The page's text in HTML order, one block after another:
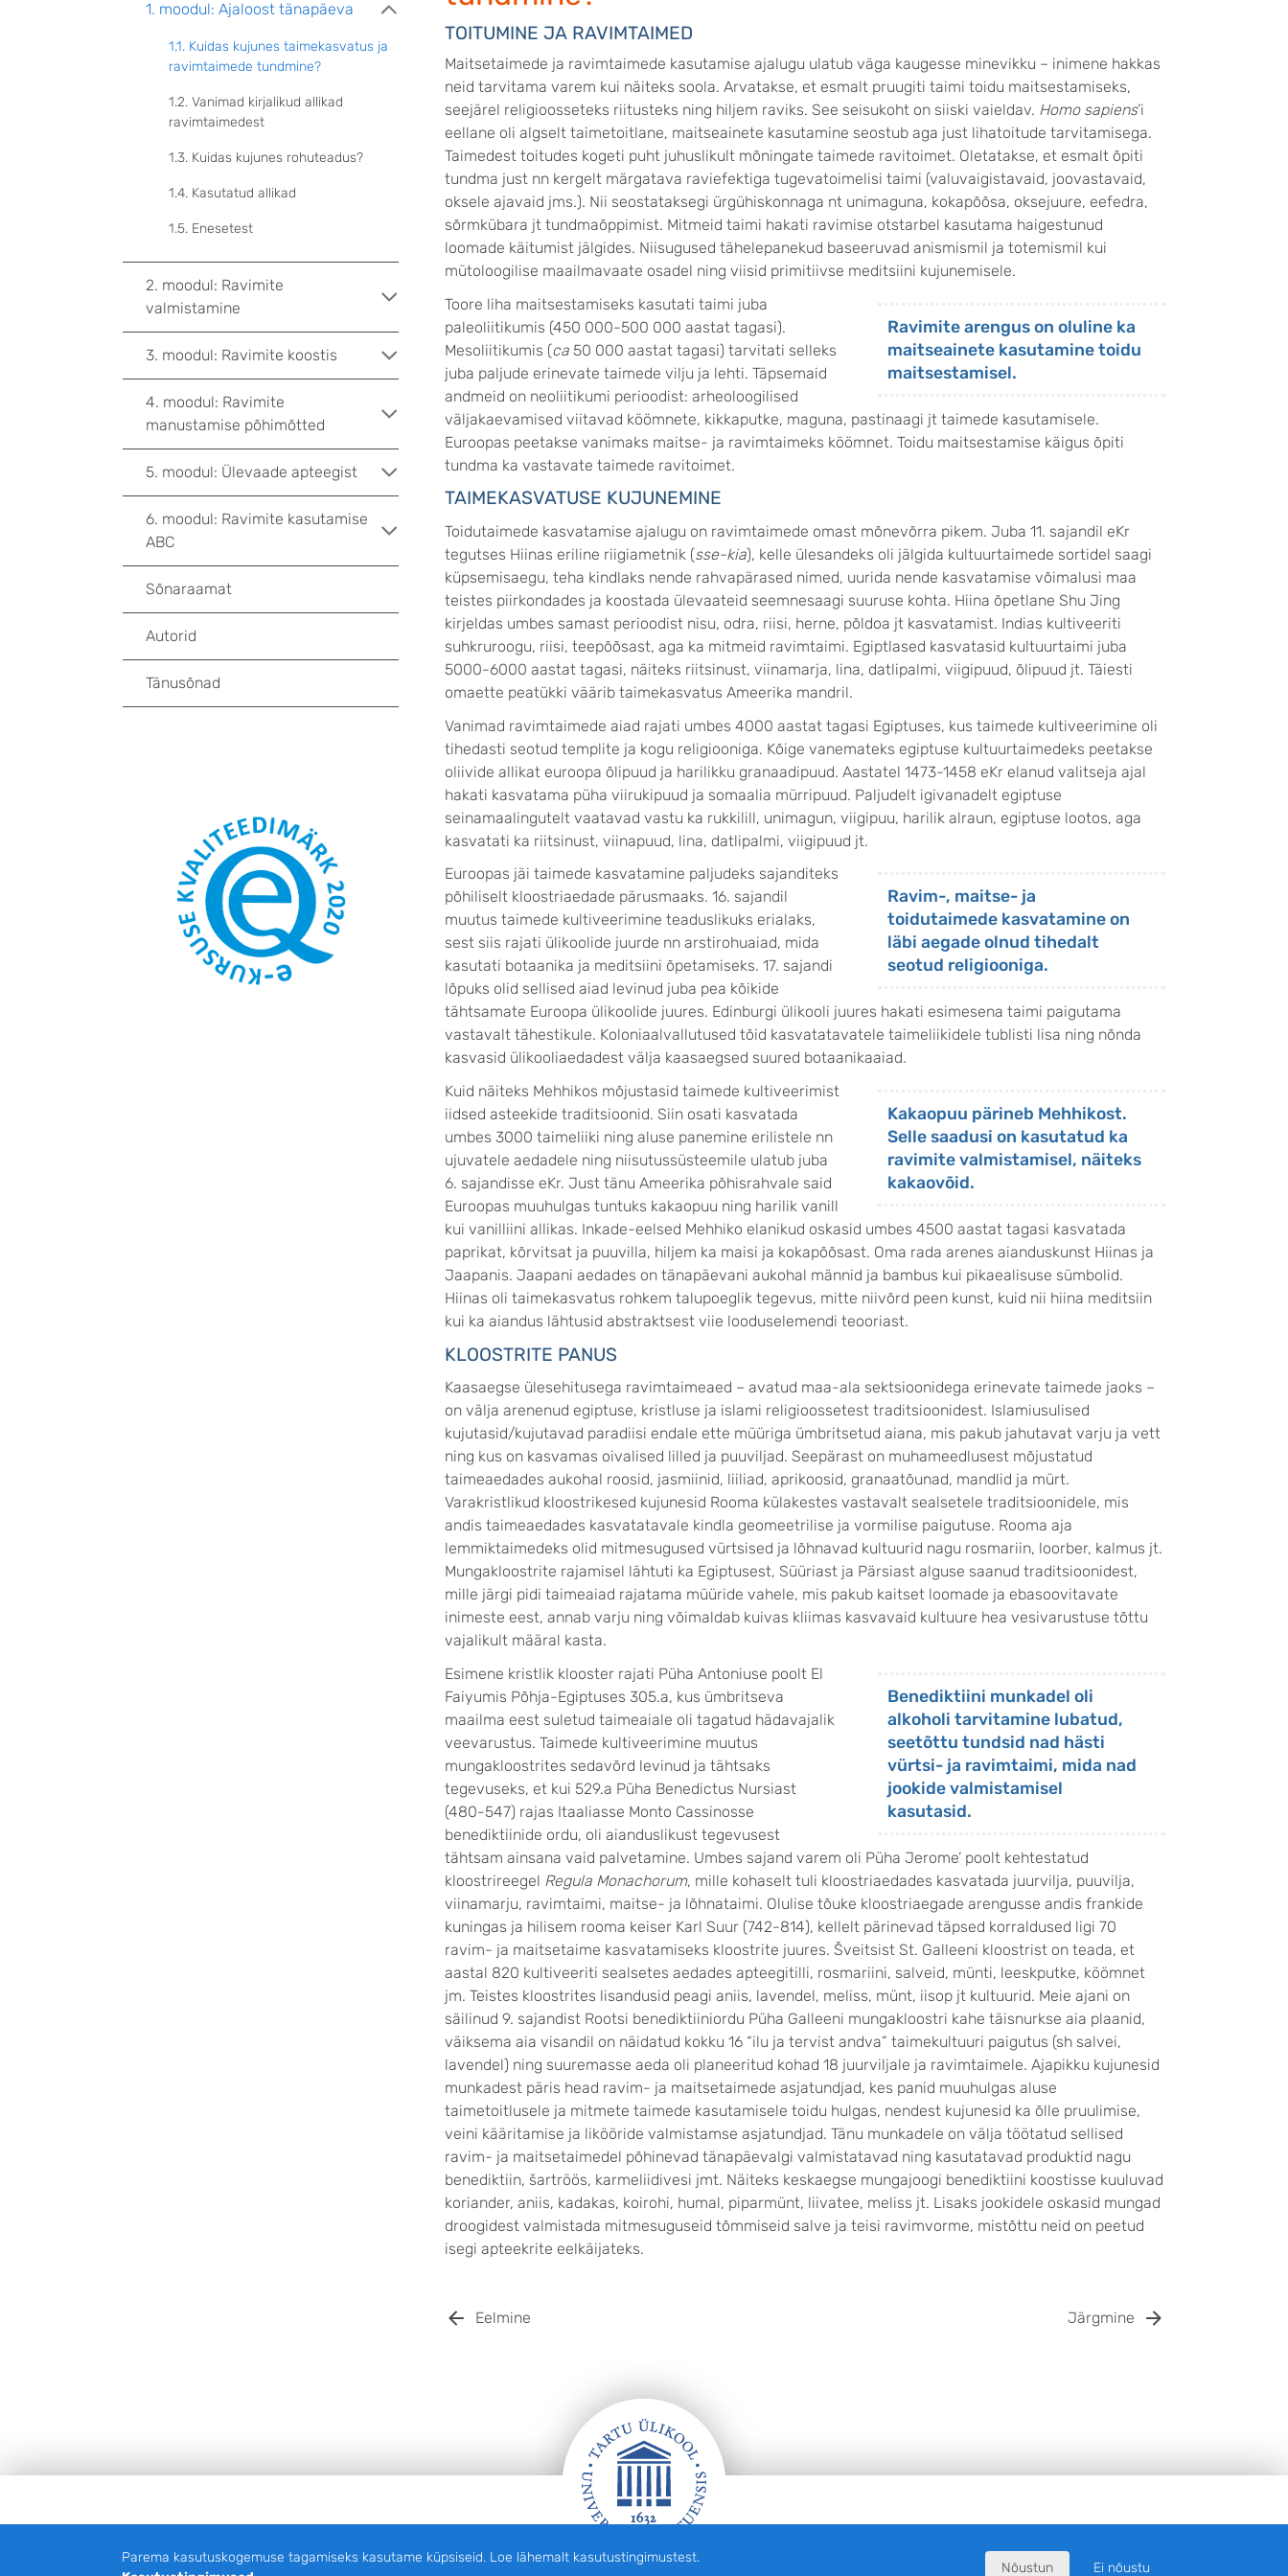
TOITUMINE JA RAVIMTAIMED
Maitsetaimede ja ravimtaimede kasutamise ajalugu ulatub väga kaugesse minevikku – inimene hakkas
neid tarvitama varem kui näiteks soola. Arvatakse, et esmalt pruugiti taimi toidu maitsestamiseks,
seejärel religioosseteks riitusteks ning hiljem raviks. See seisukoht on siiski vaieldav. Homo sapiens’i
eellane oli algselt taimetoitlane, maitseainete kasutamine seostub aga just lihatoitude tarvitamisega.
Taimedest toitudes kogeti puht juhuslikult mõningate taimede ravitoimet. Oletatakse, et esmalt õpiti
tundma just nn kergelt märgatava raviefektiga tugevatoimelisi taimi (valuvaigistavaid, joovastavaid,
oksele ajavaid jms.). Nii seostataksegi ürgühiskonnaga nt unimaguna, kokapõõsa, oksejuure, eefedra,
sõrmkübara jt tundmaõppimist. Mitmeid taimi hakati ravimise otstarbel kasutama haigestunud
loomade käitumist jälgides. Niisugused tähelepanekud baseeruvad anismismil ja totemismil kui
mütoloogilise maailmavaate osadel ning viisid primitiivse meditsiini kujunemisele.
Ravimite arengus on oluline ka
maitseainete kasutamine toidu
maitsestamisel.
Toore liha maitsestamiseks kasutati taimi juba
paleoliitikumis (450 000-500 000 aastat tagasi).
Mesoliitikumis (ca 50 000 aastat tagasi) tarvitati selleks
juba paljude erinevate taimede vilju ja lehti. Täpsemaid
andmeid on neoliitikumi perioodist: arheoloogilised
väljakaevamised viitavad köömnete, kikkaputke, maguna, pastinaagi jt taimede kasutamisele.
Euroopas peetakse vanimaks maitse- ja ravimtaimeks köömnet. Toidu maitsestamise käigus õpiti
tundma ka vastavate taimede ravitoimet.
TAIMEKASVATUSE KUJUNEMINE
Toidutaimede kasvatamise ajalugu on ravimtaimede omast mõnevõrra pikem. Juba 11. sajandil eKr
tegutses Hiinas eriline riigiametnik (sse-kia), kelle ülesandeks oli jälgida kultuurtaimede sortidel saagi
küpsemisaegu, teha kindlaks nende rahvapärased nimed, uurida nende kasvatamise võimalusi maa
teistes piirkondades ja koostada ülevaateid seemnesaagi suuruse kohta. Hiina õpetlane Shu Jing
kirjeldas umbes samast perioodist nisu, odra, riisi, herne, põldoa jt kasvatamist. Indias kultiveeriti
suhkruroogu, riisi, teepõõsast, aga ka mitmeid ravimtaimi. Egiptlased kasvatasid kultuurtaimi juba
5000-6000 aastat tagasi, näiteks riitsinust, viinamarja, lina, datlipalmi, viigipuud, õlipuud jt. Täiesti
omaette peatükki väärib taimekasvatus Ameerika mandril.
Vanimad ravimtaimede aiad rajati umbes 4000 aastat tagasi Egiptuses, kus taimede kultiveerimine oli
tihedasti seotud templite ja kogu religiooniga. Kõige vanemateks egiptuse kultuurtaimedeks peetakse
oliivide allikat euroopa õlipuud ja harilikku granaadipuud. Aastatel 1473-1458 eKr elanud valitseja ajal
hakati kasvatama püha viirukipuud ja somaalia mürripuud. Paljudelt igivanadelt egiptuse
seinamaalingutelt vaatavad vastu ka rukkilill, unimagun, viigipuu, harilik alraun, egiptuse lootos, aga
kasvatati ka riitsinust, viinapuud, lina, datlipalmi, viigipuud jt.
Ravim-, maitse- ja
toidutaimede kasvatamine on
läbi aegade olnud tihedalt
seotud religiooniga.
Euroopas jäi taimede kasvatamine paljudeks sajanditeks
põhiliselt kloostriaedade pärusmaaks. 16. sajandil
muutus taimede kultiveerimine teaduslikuks erialaks,
sest siis rajati ülikoolide juurde nn arstirohuaiad, mida
kasutati botaanika ja meditsiini õpetamiseks. 17. sajandi
lõpuks olid sellised aiad levinud juba pea kõikide
tähtsamate Euroopa ülikoolide juures. Edinburgi ülikooli juures hakati esimesena taimi paigutama
vastavalt tähestikule. Koloniaalvallutused tõid kasvatatavatele taimeliikidele tublisti lisa ning nõnda
kasvasid ülikooliaedadest välja kaasaegsed suured botaanikaaiad.
Kakaopuu pärineb Mehhikost.
Selle saadusi on kasutatud ka
ravimite valmistamisel, näiteks
kakaovõid.
Kuid näiteks Mehhikos mõjustasid taimede kultiveerimist
iidsed asteekide traditsioonid. Siin osati kasvatada
umbes 3000 taimeliiki ning aluse panemine erilistele nn
ujuvatele aedadele ning niisutussüsteemile ulatub juba
6. sajandisse eKr. Just tänu Ameerika põhisrahvale said
Euroopas muuhulgas tuntuks kakaopuu ning harilik vanill
kui vanilliini allikas. Inkade-eelsed Mehhiko elanikud oskasid umbes 4500 aastat tagasi kasvatada
paprikat, kõrvitsat ja puuvilla, hiljem ka maisi ja kokapõõsast. Oma rada arenes aianduskunst Hiinas ja
Jaapanis. Jaapani aedades on tänapäevani aukohal männid ja bambus kui pikaealisuse sümbolid.
Hiinas oli taimekasvatus rohkem talupoeglik tegevus, mitte niivõrd peen kunst, kuid nii hiina meditsiin
kui ka aiandus lähtusid abstraktsest viie looduselemendi teooriast.
KLOOSTRITE PANUS
Kaasaegse ülesehitusega ravimtaimeaed – avatud maa-ala sektsioonidega erinevate taimede jaoks –
on välja arenenud egiptuse, kristluse ja islami religioossetest traditsioonidest. Islamiusulised
kujutasid/kujutavad paradiisi endale ette müüriga ümbritsetud aiana, mis pakub jahutavat varju ja vett
ning kus on kasvamas oivalised lilled ja puuviljad. Seepärast on muhameedlusest mõjustatud
taimeaedades aukohal roosid, jasmiinid, liiliad, aprikoosid, granaatõunad, mandlid ja mürt.
Varakristlikud kloostrikesed kujunesid Rooma külakestes vastavalt sealsetele traditsioonidele, mis
andis taimeaedades kasvatatavale kindla geomeetrilise ja vormilise paigutuse. Rooma aja
lemmiktaimedeks olid mitmesugused vürtsised ja lõhnavad kultuurid nagu rosmariin, loorber, kalmus jt.
Mungakloostrite rajamisel lähtuti ka Egiptusest, Süüriast ja Pärsiast alguse saanud traditsioonidest,
mille järgi pidi taimeaiad rajatama müüride vahele, mis pakub kaitset loomade ja ebasoovitavate
inimeste eest, annab varju ning võimaldab kuivas kliimas kasvavaid kultuure hea vesivarustuse tõttu
vajalikult määral kasta.
Benediktiini munkadel oli
alkoholi tarvitamine lubatud,
seetõttu tundsid nad hästi
vürtsi- ja ravimtaimi, mida nad
jookide valmistamisel
kasutasid.
Esimene kristlik klooster rajati Püha Antoniuse poolt El
Faiyumis Põhja-Egiptuses 305.a, kus ümbritseva
maailma eest suletud taimeaiale oli tagatud hädavajalik
veevarustus. Taimede kultiveerimine muutus
mungakloostrites sedavõrd levinud ja tähtsaks
tegevuseks, et kui 529.a Püha Benedictus Nursiast
(480-547) rajas Itaaliasse Monto Cassinosse
benediktiinide ordu, oli aianduslikust tegevusest
tähtsam ainsana vaid palvetamine. Umbes sajand varem oli Püha Jerome’ poolt kehtestatud
kloostrireegel Regula Monachorum, mille kohaselt tuli kloostriaedades kasvatada juurvilja, puuvilja,
viinamarju, ravimtaimi, maitse- ja lõhnataimi. Olulise tõuke kloostriaegade arengusse andis frankide
kuningas ja hilisem rooma keiser Karl Suur (742-814), kellelt pärinevad täpsed korraldused ligi 70
ravim- ja maitsetaime kasvatamiseks kloostrite juures. Šveitsist St. Galleeni kloostrist on teada, et
aastal 820 kultiveeriti sealsetes aedades apteegitilli, rosmariini, salveid, münti, leeskputke, köömnet
jm. Teistes kloostrites lisandusid peagi aniis, lavendel, meliss, münt, iisop jt kultuurid. Meie ajani on
säilinud 9. sajandist Rootsi benediktiiniordu Püha Galleeni mungakloostri kahe täisnurkse aia plaanid,
väiksema aia visandil on näidatud kokku 16 “ilu ja tervist andva” taimekultuuri paigutus (sh salvei,
lavendel) ning suuremasse aeda oli planeeritud kohad 18 juurviljale ja ravimtaimele. Ajapikku kujunesid
munkadest päris head ravim- ja maitsetaimede asjatundjad, kes panid muuhulgas aluse
taimetoitlusele ja mitmete taimede kasutamisele toidu hulgas, nendest kujunesid ka õlle pruulimise,
veini kääritamise ja likööride valmistamse asjatundjad. Tänu munkadele on välja töötatud sellised
ravim- ja maitsetaimedel põhinevad tänapäevalgi valmistatavad ning kasutatavad produktid nagu
benediktiin, šartröös, karmeliidivesi jmt. Näiteks keskaegse mungajoogi benediktiini koostisse kuuluvad
koriander, aniis, kadakas, koirohi, humal, piparmünt, liivatee, meliss jt. Lisaks jookidele oskasid mungad
droogidest valmistada mitmesuguseid tõmmiseid salve ja teisi ravimvorme, mistõttu neid on peetud
isegi apteekrite eelkäijateks.
Eelmine Järgmine
1. moodul: Ajaloost tänapäeva
1.1. Kuidas kujunes taimekasvatus ja
ravimtaimede tundmine?
1.2. Vanimad kirjalikud allikad
ravimtaimedest
1.3. Kuidas kujunes rohuteadus?
1.4. Kasutatud allikad
1.5. Enesetest
2. moodul: Ravimite
valmistamine
3. moodul: Ravimite koostis
4. moodul: Ravimite
manustamise põhimõtted
5. moodul: Ülevaade apteegist
6. moodul: Ravimite kasutamise
ABC
Sõnaraamat
Autorid
Tänusõnad
JALUS
Parema kasutuskogemuse tagamiseks kasutame küpsiseid. Loe lähemalt kasutustingimustest.
Nõustun Ei nõustu